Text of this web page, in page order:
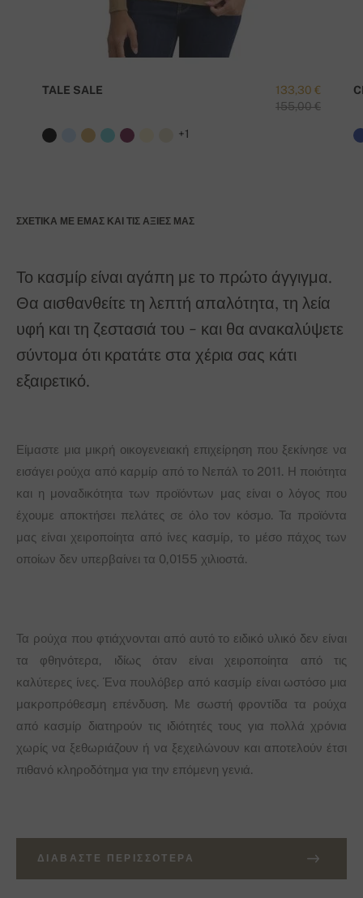
133,30 €
155,00 €
TALE SALE
+1
ΣΧΕΤΙΚΆ ΜΕ ΕΜΆΣ ΚΑΙ ΤΙΣ ΑΞΊΕΣ ΜΑΣ
Το κασμίρ είναι αγάπη με το πρώτο άγγιγμα.
Θα αισθανθείτε τη λεπτή απαλότητα, τη λεία
υφή και τη ζεστασιά του - και θα ανακαλύψετε
σύντομα ότι κρατάτε στα χέρια σας κάτι
εξαιρετικό.
Είμαστε μια μικρή οικογενειακή επιχείρηση που ξεκίνησε να
εισάγει ρούχα από καρμίρ από το Νεπάλ το 2011. Η ποιότητα
και η μοναδικότητα των προϊόντων μας είναι ο λόγος που
έχουμε αποκτήσει πελάτες σε όλο τον κόσμο. Τα προϊόντα
μας είναι χειροποίητα από ίνες κασμίρ, το μέσο πάχος των
οποίων δεν υπερβαίνει τα 0,0155 χιλιοστά.
Τα ρούχα που φτιάχνονται από αυτό το ειδικό υλικό δεν είναι
τα φθηνότερα, ιδίως όταν είναι χειροποίητα από τις
καλύτερες ίνες. Ένα πουλόβερ από κασμίρ είναι ωστόσο μια
μακροπρόθεσμη επένδυση. Με σωστή φροντίδα τα ρούχα
από κασμίρ διατηρούν τις ιδιότητές τους για πολλά χρόνια
χωρίς να ξεθωριάζουν ή να ξεχειλώνουν και αποτελούν έτσι
πιθανό κληροδότημα για την επόμενη γενιά.
ΔΙΑΒΆΣΤΕ ΠΕΡΙΣΣΌΤΕΡΑ